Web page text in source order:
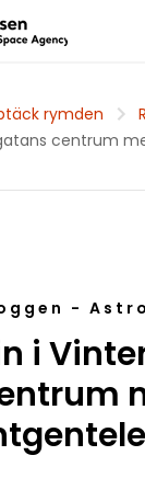
rymden
centrum
-
i